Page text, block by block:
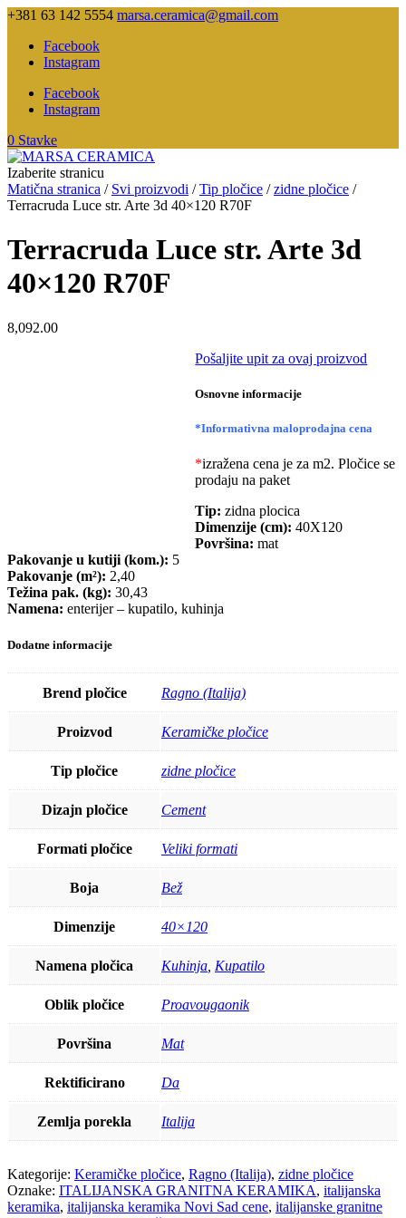
+381 63 142 5554 marsa.ceramica@gmail.com
Facebook
Instagram
Facebook
Instagram
0 Stavke
Izaberite stranicu
Matična stranica / Svi proizvodi /Tip pločice /zidne pločice /
Terracruda Luce str. Arte 3d 40×120 R70F
Terracruda Luce str. Arte 3d
40×120 R70F
8,092.00
Pošaljite upit za ovaj proizvod
Osnovne informacije
*Informativna maloprodajna cena
*izražena cena je za m2. Pločice se
prodaju na paket
Tip: zidna plocica
Dimenzije (cm): 40X120
Površina: mat
Pakovanje u kutiji (kom.): 5
Pakovanje (m²): 2,40
Težina pak. (kg): 30,43
Namena: enterijer – kupatilo, kuhinja
Dodatne informacije
Brend pločice Ragno (Italija)
Proizvod Keramičke pločice
Tip pločice zidne pločice
Dizajn pločice Cement
Formati pločice Veliki formati
Boja Bež
Dimenzije 40×120
Namena pločica Kuhinja Kupatilo
Oblik pločice Proavougaonik
Površina Mat
Rektificirano Da
Zemlja porekla Italija
Kategorije: Keramičke pločice, Ragno (Italija), zidne pločice
Oznake: ITALIJANSKA GRANITNA KERAMIKA, italijanska
keramika, italijanska keramika Novi Sad cene, italijanske granitne